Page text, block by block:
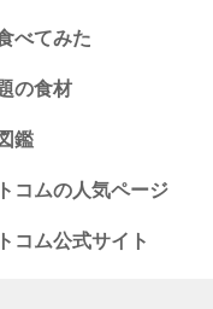
べてみた
の食材
鑑
コムの人気ページ
コム公式サイト